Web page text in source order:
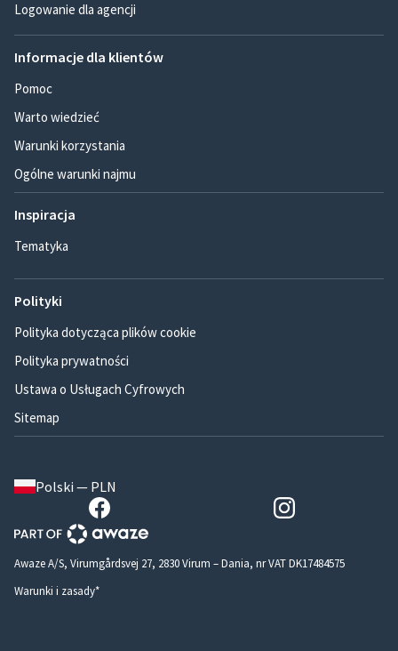
Logowanie dla agencji
Informacje dla klientów
Pomoc
Warto wiedzieć
Warunki korzystania
Ogólne warunki najmu
Inspiracja
Tematyka
Polityki
Polityka dotycząca plików cookie
Polityka prywatności
Ustawa o Usługach Cyfrowych
Sitemap
Polski — PLN
Awaze A/S, Virumgårdsvej 27, 2830 Virum – Dania, nr VAT DK17484575
Warunki i zasady*